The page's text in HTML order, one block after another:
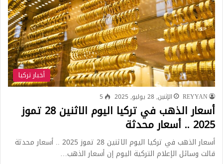
أخبار تركيا
REYYAN الإثنين, 28 يوليو, 2025 5
أسعار الذهب في تركيا اليوم الاثنين 28 تموز
2025 .. أسعار محدثة
أسعار الذهب في تركيا اليوم الاثنين 28 تموز 2025 .. أسعار محدثة
قالت وسائل الإعلام التركية اليوم إن أسعار الذهب…